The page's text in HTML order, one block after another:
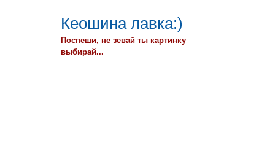
Кеошина лавка:)
Поспеши, не зевай ты картинку
выбирай...